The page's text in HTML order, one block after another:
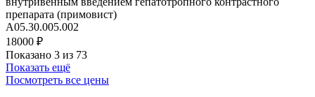
препарата (примовист)
А05.30.005.002
18000 ₽
Показано 3 из 73
Показать ещё
Посмотреть все цены